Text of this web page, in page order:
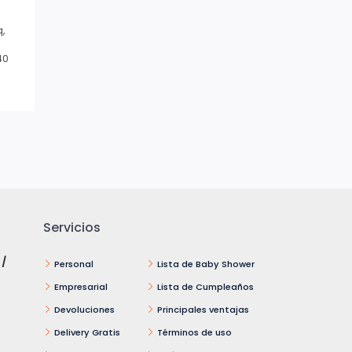
/
Servicios
Personal
Empresarial
Devoluciones
Delivery Gratis
Lista de Baby Shower
Lista de Cumpleaños
Principales ventajas
Términos de uso